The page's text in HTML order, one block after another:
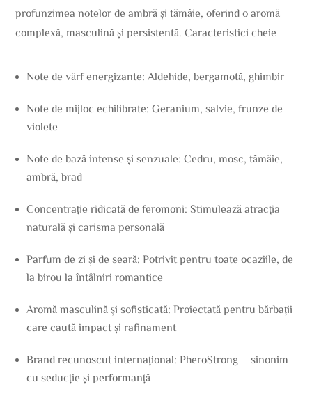
profunzimea notelor de ambră și tămâie, oferind o aromă
complexă, masculină și persistentă. Caracteristici cheie
Note de vârf energizante: Aldehide, bergamotă, ghimbir
Note de mijloc echilibrate: Geranium, salvie, frunze de
violete
Note de bază intense și senzuale: Cedru, mosc, tămâie,
ambră, brad
Concentrație ridicată de feromoni: Stimulează atracția
naturală și carisma personală
Parfum de zi și de seară: Potrivit pentru toate ocaziile, de
la birou la întâlniri romantice
Aromă masculină și sofisticată: Proiectată pentru bărbații
care caută impact și rafinament
Brand recunoscut internațional: PheroStrong – sinonim
cu seducție și performanță